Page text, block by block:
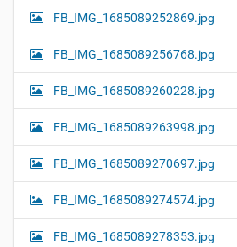
FB_IMG_1685089252869.jpg
FB_IMG_1685089256768.jpg
FB_IMG_1685089260228.jpg
FB_IMG_1685089263998.jpg
FB_IMG_1685089270697.jpg
FB_IMG_1685089274574.jpg
FB_IMG_1685089278353.jpg